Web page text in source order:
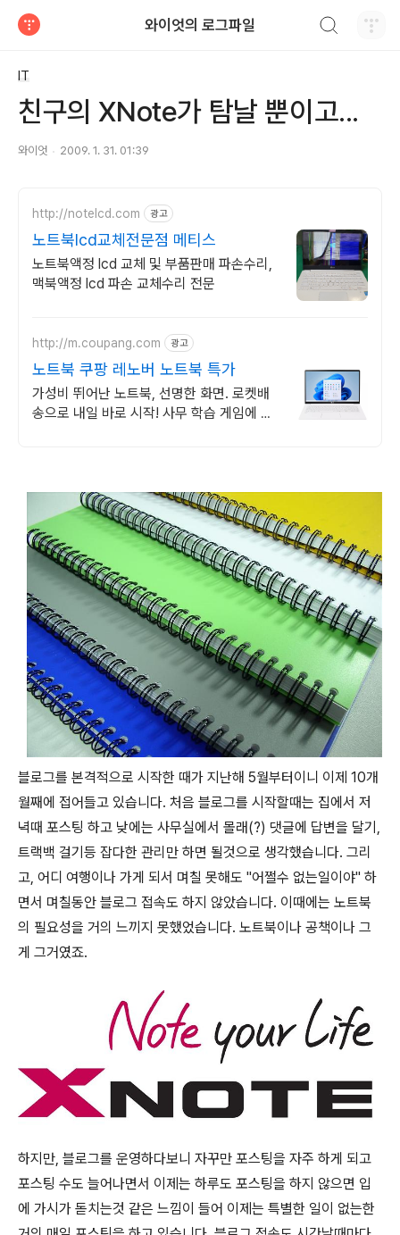
와이엇의 로그파일
IT
친구의 XNote가 탐날 뿐이고...
와이엇 2009. 1. 31. 01:39
http://notelcd.com 광고
노트북lcd교체전문점 메티스
노트북액정 lcd 교체 및 부품판매 파손수리,
맥북액정 lcd 파손 교체수리 전문
http://m.coupang.com 광고
노트북 쿠팡 레노버 노트북 특가
가성비 뛰어난 노트북, 선명한 화면. 로켓배
송으로 내일 바로 시작! 사무 학습 게임에 강
블로그를 본격적으로 시작한 때가 지난해 5월부터이니 이제 10개
월째에 접어들고 있습니다. 처음 블로그를 시작할때는 집에서 저
녁때 포스팅 하고 낮에는 사무실에서 몰래(?) 댓글에 답변을 달기,
트랙백 걸기등 잡다한 관리만 하면 될것으로 생각했습니다. 그리
고, 어디 여행이나 가게 되서 며칠 못해도 "어쩔수 없는일이야" 하
면서 며칠동안 블로그 접속도 하지 않았습니다. 이때에는 노트북
의 필요성을 거의 느끼지 못했었습니다. 노트북이나 공책이나 그
게 그거였죠.
하지만, 블로그를 운영하다보니 자꾸만 포스팅을 자주 하게 되고
포스팅 수도 늘어나면서 이제는 하루도 포스팅을 하지 않으면 입
에 가시가 돋치는것 같은 느낌이 들어 이제는 특별한 일이 없는한